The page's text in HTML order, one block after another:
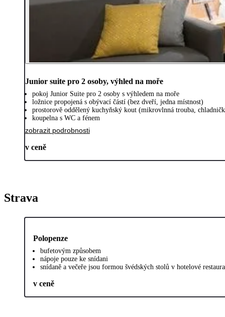
Junior suite pro 2 osoby, výhled na moře
pokoj Junior Suite pro 2 osoby s výhledem na moře
ložnice propojená s obývací částí (bez dveří, jedna místnost)
prostorově oddělený kuchyňský kout (mikrovlnná trouba,
koupelna s WC a fénem
zobrazit podrobnosti
v ceně
Strava
Polopenze
bufetovým způsobem
nápoje pouze ke snídani
snídaně a večeře jsou formou švédských stolů v hotelové
v ceně